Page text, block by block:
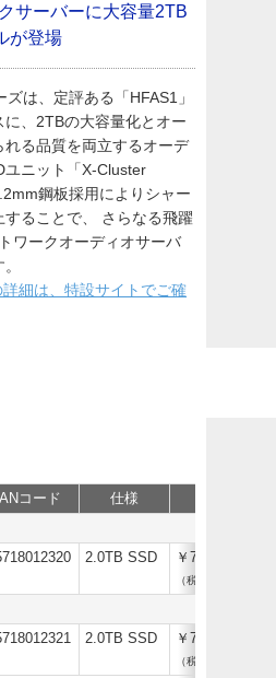
サーバーに大容量2TB
が登場
ズは、定評ある「HFAS1」
、2TBの大容量化とオー
る品質を両立するオーデ
ユニット「X-Cluster
鋼板採用によりシャー
ることで、 さらなる飛躍
ワークオーディオサーバ
細は、特設サイトでご確
コード 仕様
2.0TB SSD ￥712,800
（税抜￥648,000）
2.0TB SSD ￥712,800
（税抜￥648,000）